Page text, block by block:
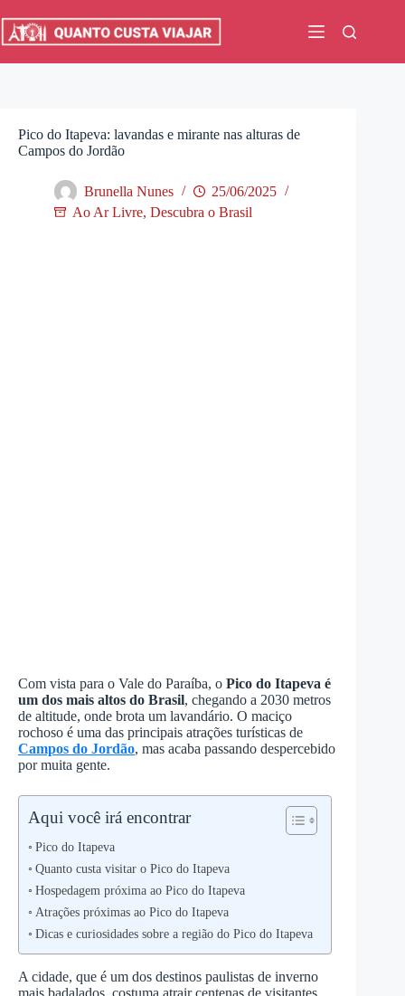
para
Pico do Itapeva: lavandas e mirante nas alturas de
Campos do Jordão
Brunella Nunes
25/06/2025
Ao Ar Livre, Descubra o Brasil
Com vista para o Vale do Paraíba, o Pico do Itapeva é
um dos mais altos do Brasil, chegando a 2030 metros
de altitude, onde brota um lavandário. O maciço
rochoso é uma das principais atrações turísticas de
Campos do Jordão, mas acaba passando despercebido
por muita gente.
Aqui você irá encontrar
Pico do Itapeva
Quanto custa visitar o Pico do Itapeva
Hospedagem próxima ao Pico do Itapeva
Atrações próximas ao Pico do Itapeva
Dicas e curiosidades sobre a região do Pico do Itapeva
A cidade, que é um dos destinos paulistas de inverno
mais badalados, costuma atrair centenas de visitantes